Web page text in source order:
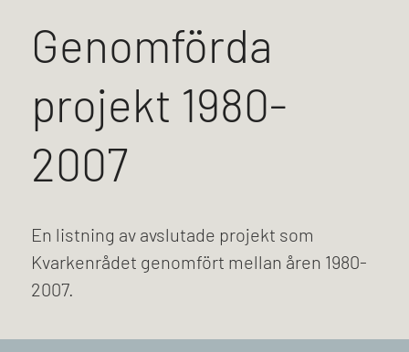
Genomförda
projekt 1980-
2007
En listning av avslutade projekt som
Kvarkenrådet genomfört mellan åren 1980-
2007.